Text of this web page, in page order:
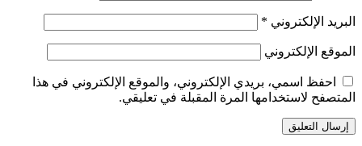
البريد الإلكتروني *
الموقع الإلكتروني
احفظ اسمي، بريدي الإلكتروني، والموقع الإلكتروني في هذا
المتصفح لاستخدامها المرة المقبلة في تعليقي.